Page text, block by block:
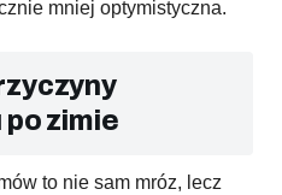
mniej optymistyczna.
zimie
to nie sam mróz, lecz